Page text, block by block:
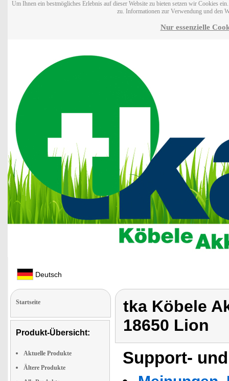
Um Ihnen ein bestmögliches Erlebnis auf dieser Website zu bieten setzen wir Cookies
zu. Informationen zur Verwendung und den
Nur essenzielle
Deutsch
Startseite
Produkt-Übersicht:
Aktuelle Produkte
Ältere Produkte
tka Köbele
18650 Lion
Support-